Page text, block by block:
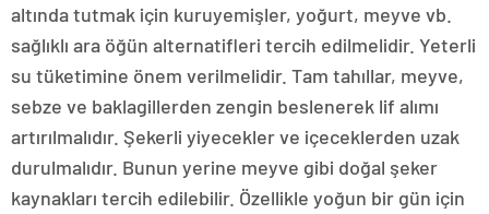
altında tutmak için kuruyemişler, yoğurt, meyve vb.
sağlıklı ara öğün alternatifleri tercih edilmelidir. Yeterli
su tüketimine önem verilmelidir. Tam tahıllar, meyve,
sebze ve baklagillerden zengin beslenerek lif alımı
artırılmalıdır. Şekerli yiyecekler ve içeceklerden uzak
durulmalıdır. Bunun yerine meyve gibi doğal şeker
kaynakları tercih edilebilir. Özellikle yoğun bir gün için